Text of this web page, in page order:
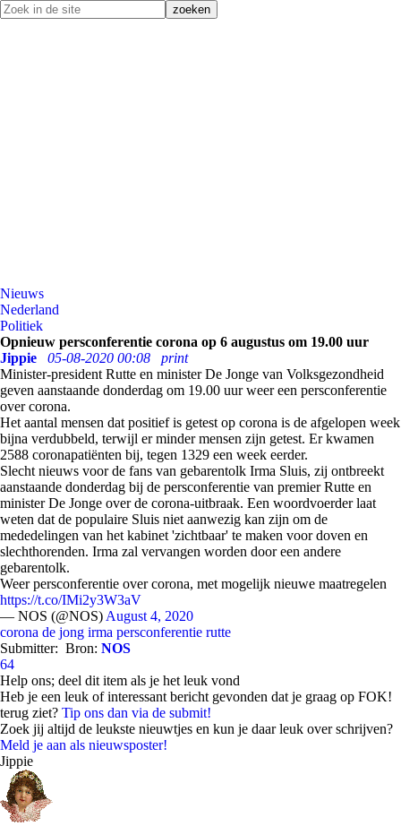
Nieuws
Nederland
Politiek
Opnieuw persconferentie corona op 6 augustus om 19.00 uur
Jippie
05-08-2020 00:08
print
Minister-president Rutte en minister De Jonge van Volksgezondheid
geven aanstaande donderdag om 19.00 uur weer een persconferentie
over corona.
Het aantal mensen dat positief is getest op corona is de afgelopen week
bijna verdubbeld, terwijl er minder mensen zijn getest. Er kwamen
2588 coronapatiënten bij, tegen 1329 een week eerder.
Slecht nieuws voor de fans van gebarentolk Irma Sluis, zij ontbreekt
aanstaande donderdag bij de persconferentie van premier Rutte en
minister De Jonge over de corona-uitbraak. Een woordvoerder laat
weten dat de populaire Sluis niet aanwezig kan zijn om de
mededelingen van het kabinet 'zichtbaar' te maken voor doven en
slechthorenden. Irma zal vervangen worden door een andere
gebarentolk.
Weer persconferentie over corona, met mogelijk nieuwe maatregelen
https://t.co/IMi2y3W3aV
— NOS (@NOS) August 4, 2020
corona de jong irma persconferentie rutte
Submitter: Bron: NOS
64
Help ons; deel dit item als je het leuk vond
Heb je een leuk of interessant bericht gevonden dat je graag op FOK!
terug ziet? Tip ons dan via de submit!
Zoek jij altijd de leukste nieuwtjes en kun je daar leuk over schrijven?
Meld je aan als nieuwsposter!
Jippie